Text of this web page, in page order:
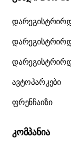
ავტოპარკები
ფრენჩაიზი
კომპანია